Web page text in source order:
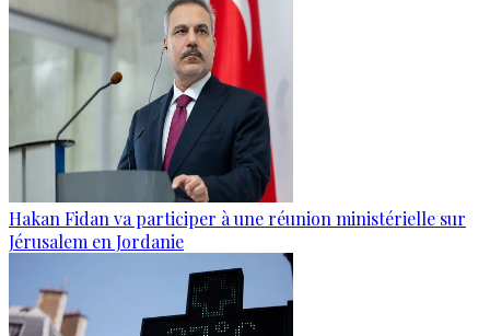
Hakan Fidan va participer à une réunion ministérielle sur
Jérusalem en Jordanie